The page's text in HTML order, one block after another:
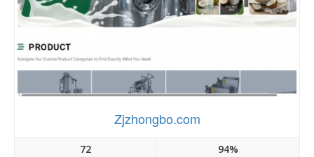
Zjzhongbo.com
72 94%